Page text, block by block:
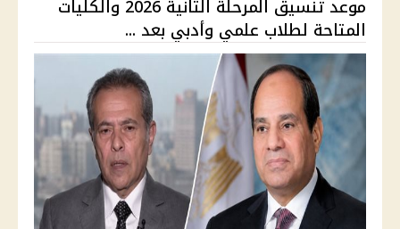
موعد تنسيق المرحلة الثانية 2026 والكليات
المتاحة لطلاب علمي وأدبي بعد ...